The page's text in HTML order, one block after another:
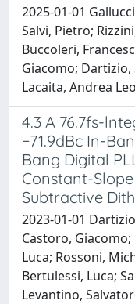
2025-01-01
Salvi, Pietro;
Buccoleri,
Giacomo;
Lacaita, Andrea
4.3 A 76.7fs-
−71.9dBc In-
Bang Digital
Constant-
Subtractive
2023-01-01
Castoro,
Luca; Rossoni,
Bertulessi, Luca;
Levantino,